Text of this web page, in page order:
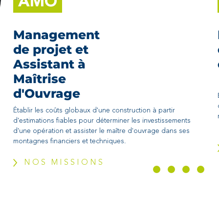
Management
de projet et
Assistant à
Maîtrise
d'Ouvrage
Établir les coûts globaux d'une construction à partir
d'estimations fiables pour déterminer les investissements
d'une opération et assister le maître d'ouvrage dans ses
montagnes financiers et techniques.
NOS MISSIONS